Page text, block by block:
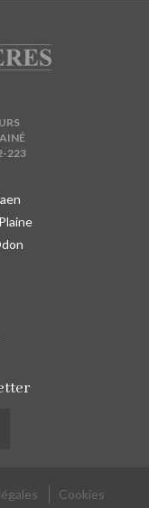
223
Cookies